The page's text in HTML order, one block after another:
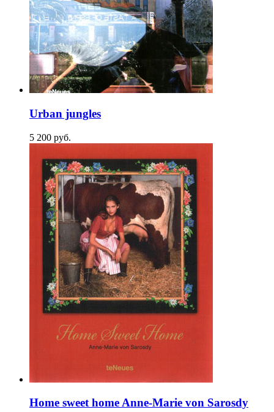
Urban jungles
5 200 pуб.
Home sweet home Anne-Marie von Sarosdy